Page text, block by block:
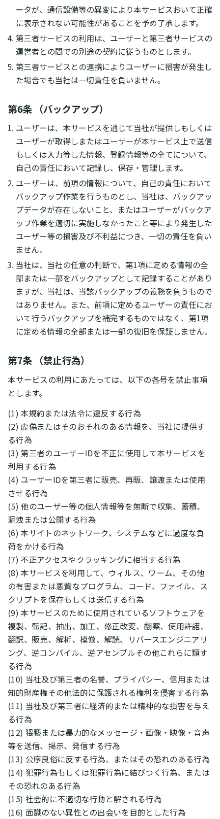
ータが、通信設備等の異変により本サービスおいて正確
に表示されない可能性があることを予め了承します。
第三者サービスの利用は、ユーザーと第三者サービスの
運営者との間での別途の契約に従うものとします。
第三者サービスとの連携によりユーザーに損害が発生し
た場合でも当社は一切責任を負いません。
第6条 （バックアップ）
ユーザーは、本サービスを通じて当社が提供しもしくは
ユーザーが取得しまたはユーザーが本サービス上で送信
もしくは入力等した情報、登録情報等の全てについて、
自己の責任において記録し、保存・管理します。
ユーザーは、前項の情報について、自己の責任において
バックアップ作業を行うものとし、当社は、バックアッ
プデータが存在しないこと、またはユーザーがバックア
ップ作業を適切に実施しなかったこと等により発生した
ユーザー等の損害及び不利益につき、一切の責任を負い
ません。
当社は、当社の任意の判断で、第1項に定める情報の全
部または一部をバックアップとして記録することがあり
ますが、当社は、当該バックアップの義務を負うもので
はありません。また、前項に定めるユーザーの責任にお
いて行うバックアップを補完するものではなく、第1項
に定める情報の全部または一部の復旧を保証しません。
第7条 （禁止行為）
本サービスの利用にあたっては、以下の各号を禁止事項
とします。
(1) 本規約または法令に違反する行為
(2) 虚偽またはそのおそれのある情報を、当社に提供す
る行為
(3) 第三者のユーザーIDを不正に使用して本サービスを
利用する行為
(4) ユーザーIDを第三者に販売、再販、譲渡または使用
させる行為
(5) 他のユーザー等の個人情報等を無断で収集、蓄積、
漏洩または公開する行為
(6) 本サイトのネットワーク、システムなどに過度な負
荷をかける行為
(7) 不正アクセスやクラッキングに相当する行為
(8) 本サービスを利用して、ウィルス、ワーム、その他
の有害または悪質なプログラム、コード、ファイル、ス
クリプトを保存もしくは送信する行為
(9) 本サービスのために使用されているソフトウェアを
複製、転記、抽出、加工、修正改変、翻案、使用許諾、
翻訳、販売、解析、模倣、解読、リバースエンジニアリ
ング、逆コンパイル、逆アセンブルその他これらに類す
る行為
(10) 当社及び第三者の名誉、プライバシー、信用または
知的財産権その他法的に保護される権利を侵害する行為
(11) 当社及び第三者に経済的または精神的な損害を与え
る行為
(12) 猥褻または暴力的なメッセージ・画像・映像・音声
等を送信、掲示、発信する行為
(13) 公序良俗に反する行為、またはその恐れのある行為
(14) 犯罪行為もしくは犯罪行為に結びつく行為、または
その恐れのある行為
(15) 社会的に不適切な行動と解される行為
(16) 面識のない異性との出会いを目的とした行為